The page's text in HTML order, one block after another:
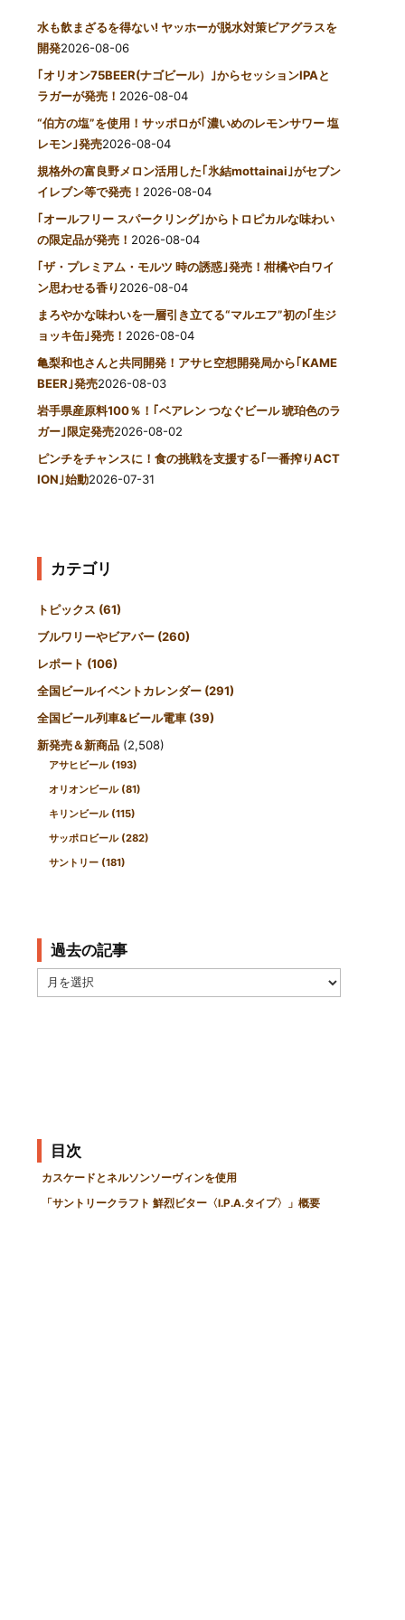
水も飲まざるを得ない! ヤッホーが脱水対策ビアグラスを
開発2026-08-06
｢オリオン75BEER(ナゴビール）｣からセッションIPAと
ラガーが発売！ 2026-08-04
“伯方の塩”を使用！サッポロが｢濃いめのレモンサワー 塩
レモン｣発売2026-08-04
規格外の富良野メロン活用した｢氷結mottainai｣がセブン
イレブン等で発売！ 2026-08-04
｢オールフリー スパークリング｣からトロピカルな味わい
の限定品が発売！ 2026-08-04
｢ザ・プレミアム・モルツ 時の誘惑｣発売！柑橘や白ワイ
ン思わせる香り2026-08-04
まろやかな味わいを一層引き立てる“マルエフ”初の｢生ジ
ョッキ缶｣発売！ 2026-08-04
亀梨和也さんと共同開発！アサヒ空想開発局から｢KAME
BEER｣発売2026-08-03
岩手県産原料100％！｢ベアレン つなぐビール 琥珀色のラ
ガー｣限定発売2026-08-02
ピンチをチャンスに！食の挑戦を支援する｢一番搾りACT
ION｣始動2026-07-31
カテゴリ
トピックス (61)
ブルワリーやビアバー (260)
レポート (106)
全国ビールイベントカレンダー (291)
全国ビール列車&ビール電車 (39)
新発売＆新商品 (2,508)
アサヒビール (193)
オリオンビール (81)
キリンビール (115)
サッポロビール (282)
サントリー (181)
過去の記事
去
目次
カスケードとネルソンソーヴィンを使用
「サントリークラフト 鮮烈ビター〈I.P.A.タイプ〉」概要